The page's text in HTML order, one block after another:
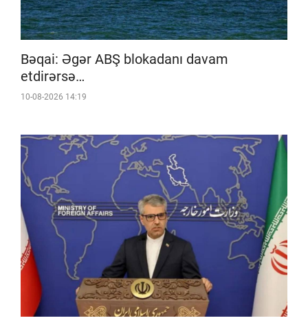
Bəqai: Əgər ABŞ blokadanı davam
etdirərsə…
10-08-2026 14:19